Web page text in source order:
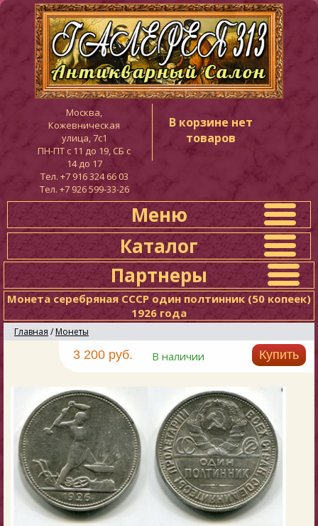
Москва,
Кожевническая
улица, 7с1
ПН-ПТ c 11 до 19, СБ с
14 до 17
Тел. +7 916 324 66 03
Тел. +7 926 599-33-26
В корзине нет
товаров
Меню
Каталог
Партнеры
Монета серебряная СССР один полтинник (50 копеек)
1926 года
Главная / Монеты
3 200 руб. В наличии Купить